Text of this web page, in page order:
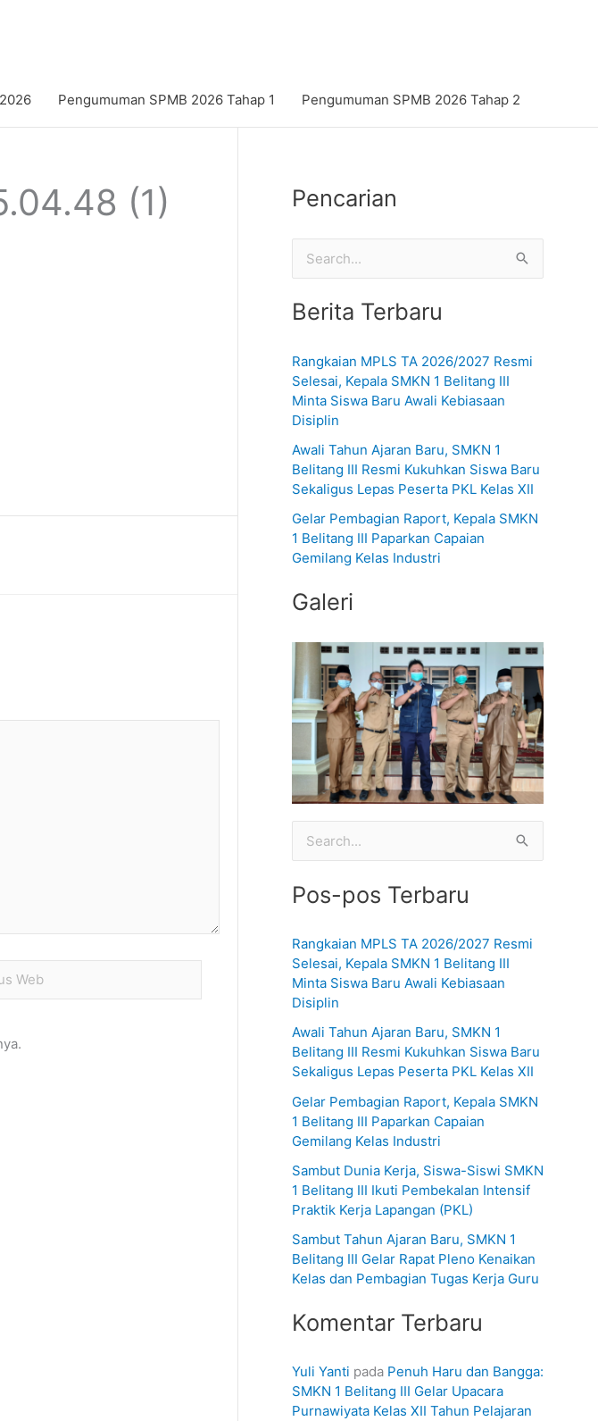
Pengumuman SPMB 2026 Tahap 1 Pengumuman SPMB 2026 Tahap 2
(1) Pencarian
r
u
n
t
u
k
Berita Terbaru
Rangkaian MPLS TA 2026/2027 Resmi
Selesai, Kepala SMKN 1 Belitang III
Minta Siswa Baru Awali Kebiasaan
Disiplin
Awali Tahun Ajaran Baru, SMKN 1
Belitang III Resmi Kukuhkan Siswa Baru
Sekaligus Lepas Peserta PKL Kelas XII
Gelar Pembagian Raport, Kepala SMKN
1 Belitang III Paparkan Capaian
Gemilang Kelas Industri
Galeri
r
u
n
t
u
k
Pos-pos Terbaru
Rangkaian MPLS TA 2026/2027 Resmi
Selesai, Kepala SMKN 1 Belitang III
Minta Siswa Baru Awali Kebiasaan
Disiplin
Awali Tahun Ajaran Baru, SMKN 1
Belitang III Resmi Kukuhkan Siswa Baru
Sekaligus Lepas Peserta PKL Kelas XII
Gelar Pembagian Raport, Kepala SMKN
1 Belitang III Paparkan Capaian
Gemilang Kelas Industri
Sambut Dunia Kerja, Siswa-Siswi SMKN
1 Belitang III Ikuti Pembekalan Intensif
Praktik Kerja Lapangan (PKL)
Sambut Tahun Ajaran Baru, SMKN 1
Belitang III Gelar Rapat Pleno Kenaikan
Kelas dan Pembagian Tugas Kerja Guru
Komentar Terbaru
Yuli Yanti pada Penuh Haru dan Bangga:
SMKN 1 Belitang III Gelar Upacara
Purnawiyata Kelas XII Tahun Pelajaran